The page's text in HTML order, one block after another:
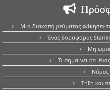
Μια διακοπή ρεύματος «νίκησε»
Ένας δορυφόρος
Μη
Τι σημαίνει ότι
Νόμος
Τήξη και